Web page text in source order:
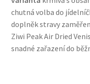
Brit pro psy
Granule pro psy
chutná volba do
doplněk stravy
Ziwi Peak Air Dried
snadné zařazení do